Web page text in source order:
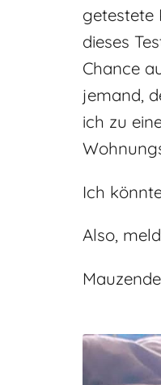
getestete
dieses
Chance
jemand,
ich zu
Ich
Also,